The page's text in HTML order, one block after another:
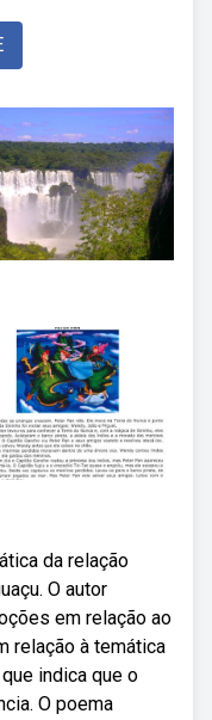
da relação
O autor
em relação ao
relação à temática
indica que o
O poema